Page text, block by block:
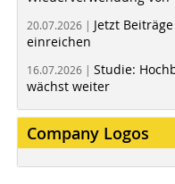
20.07.2026 | Jetzt
einreichen
16.07.2026 | Studie:
wächst weiter
Company Logos